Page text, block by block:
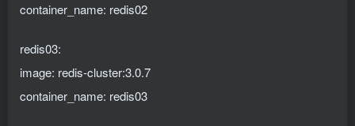
container_name: redis02
redis03:
image: redis-cluster:3.0.7
container_name: redis03